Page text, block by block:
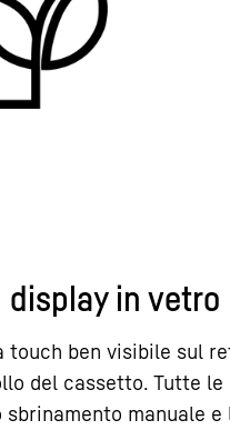
in vetro
touch ben visibile sul
del cassetto. Tutte le
manuale e